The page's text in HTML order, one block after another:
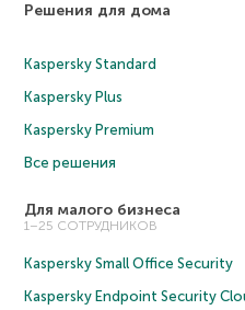
Решения для дома
Kaspersky Standard
Kaspersky Plus
Kaspersky Premium
Все решения
Для малого бизнеса
1–25 СОТРУДНИКОВ
Kaspersky Small Office Security
Kaspersky Endpoint Security